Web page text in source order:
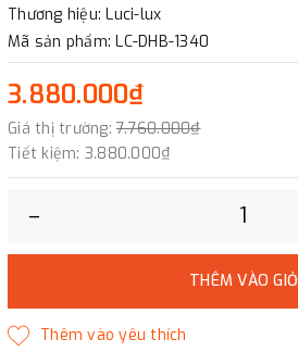
Thương hiệu: Luci-lux
Mã sản phẩm: LC-DHB-1340
3.880.000₫
Giá thị trường: 7.760.000₫
Tiết kiệm: 3.880.000₫
–
THÊM VÀO GIỎ